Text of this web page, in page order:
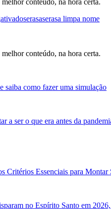
serasaserasa limpa nome
conteúdo, na hora certa.
saiba como fazer uma simulação
a ser o que era antes da
Critérios Essenciais para
no Espírito Santo em